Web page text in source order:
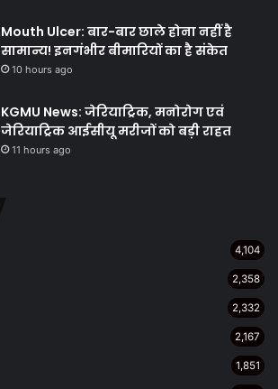
Mouth Ulcer: बार-बार छाले होना नहीं है
सामान्य! इनगंभीर बीमारियों का है संकेत
10 hours ago
KGMU News: जेरियाट्रिक, मनोरोग एवं
जेरियाट्रिक आईसीयू मरीजों को बड़ी राहत
11 hours ago
4,104
2,358
2,332
2,167
1,851